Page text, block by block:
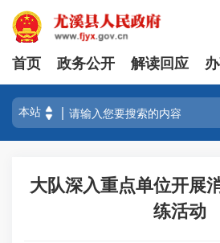
首页 政务公开 解读回应
大队深入重点单位开展
练活动